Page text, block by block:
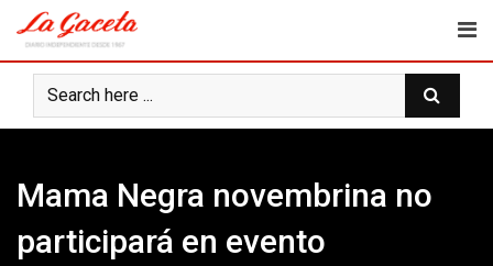
content
Mama Negra novembrina no
participará en evento